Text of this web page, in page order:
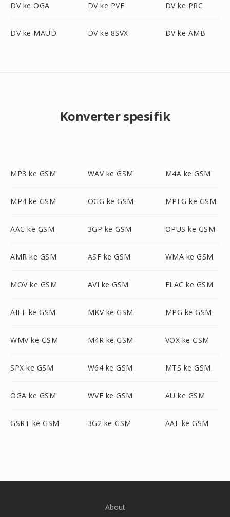
DV ke OGA DV ke PVF DV ke PRC
DV ke MAUD DV ke 8SVX DV ke AMB
Konverter spesifik
MP3 ke GSM WAV ke GSM M4A ke GSM
MP4 ke GSM OGG ke GSM MPEG ke GSM
AAC ke GSM 3GP ke GSM OPUS ke GSM
AMR ke GSM ASF ke GSM WMA ke GSM
MOV ke GSM AVI ke GSM FLAC ke GSM
AIFF ke GSM MKV ke GSM MPG ke GSM
WMV ke GSM M4R ke GSM VOX ke GSM
SPX ke GSM W64 ke GSM MTS ke GSM
OGA ke GSM WVE ke GSM AU ke GSM
GSRT ke GSM 3G2 ke GSM AAF ke GSM
About